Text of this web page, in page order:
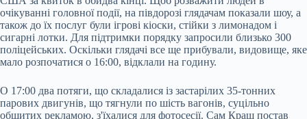
очікуванні головної події, на півдорозі глядачам показали шоу, а
також до їх послуг були ігрові кіоски, стійки з лимонадом і
сигарні лотки. Для підтримки порядку запросили близько 300
поліцейських. Оскільки глядачі все ще прибували, видовище, яке
мало розпочатися о 16:00, відклали на годину.
О 17:00 два потяги, що складалися із застарілих 35-тонних
парових двигунів, що тягнули по шість вагонів, суцільно
обшитих рекламою, з'їхалися для фотосесії. Сам Краш постав